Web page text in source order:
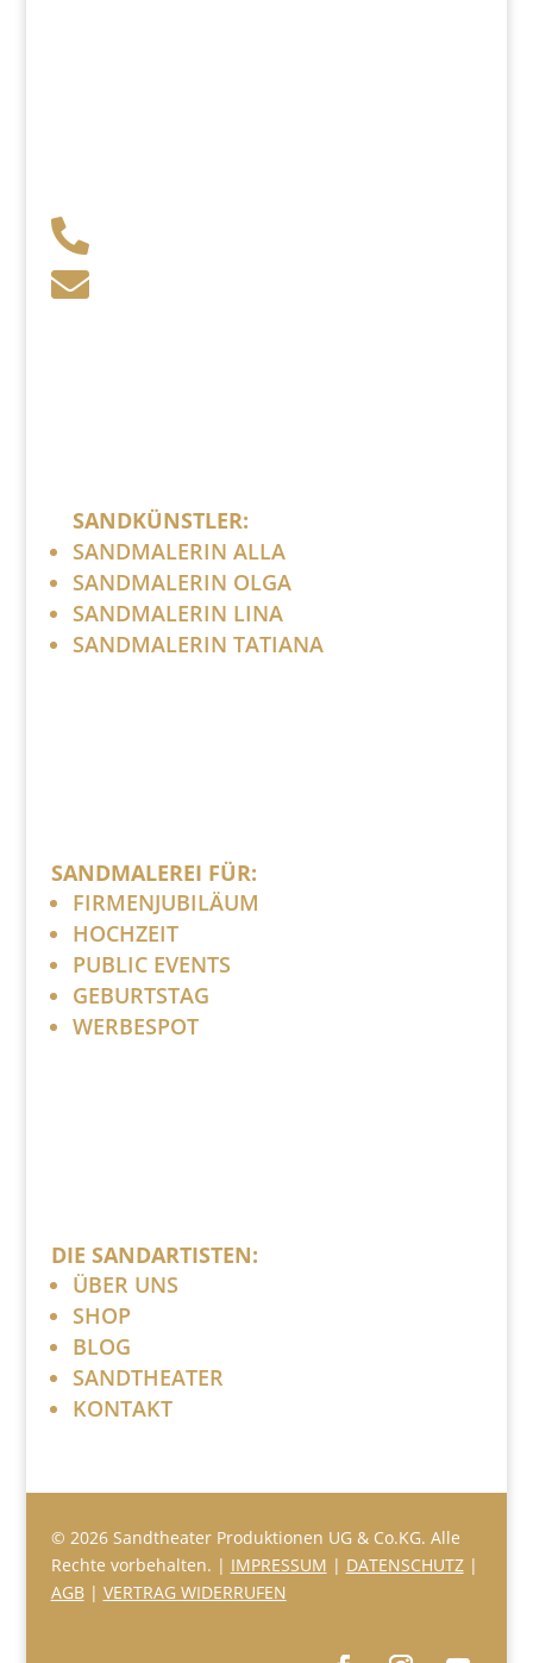


SANDKÜNSTLER:
SANDMALERIN ALLA
SANDMALERIN OLGA
SANDMALERIN LINA
SANDMALERIN TATIANA
SANDMALEREI FÜR:
FIRMENJUBILÄUM
HOCHZEIT
PUBLIC EVENTS
GEBURTSTAG
WERBESPOT
DIE SANDARTISTEN:
ÜBER UNS
SHOP
BLOG
SANDTHEATER
KONTAKT
© 2026 Sandtheater Produktionen UG & Co.KG. Alle
Rechte vorbehalten. | IMPRESSUM | DATENSCHUTZ|
AGB| VERTRAG WIDERRUFEN